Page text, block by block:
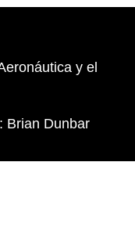
y el
Brian Dunbar